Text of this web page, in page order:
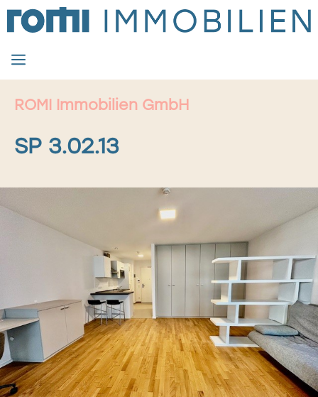
Zum
Inhalt
springen
MENÜ
ROMI Immobilien GmbH
SP 3.02.13